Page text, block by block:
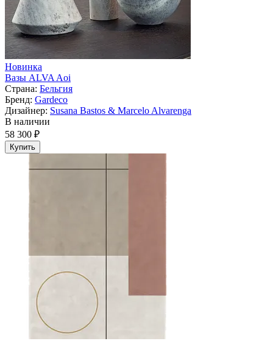
Новинка
Вазы ALVA Aoi
Страна: Бельгия
Бренд: Gardeco
Дизайнер: Susana Bastos & Marcelo Alvarenga
В наличии
58 300 ₽
Купить